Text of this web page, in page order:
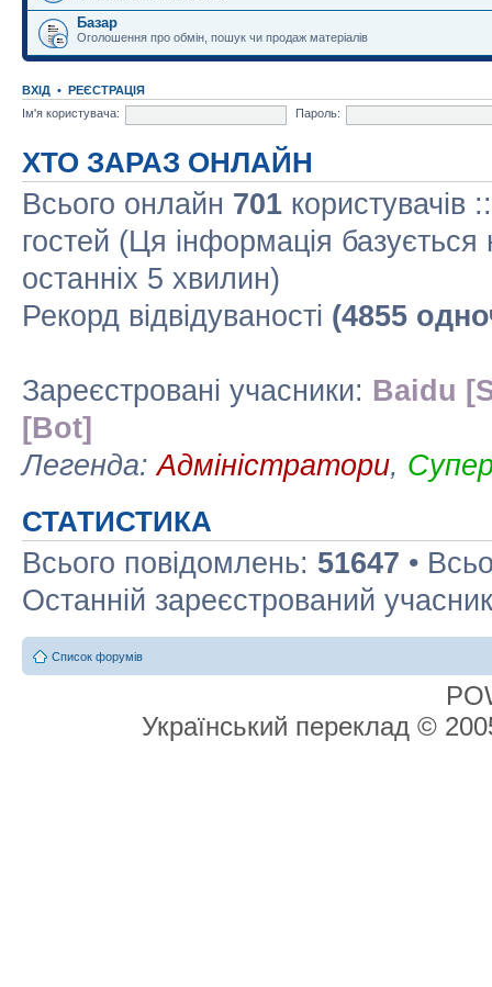
Базар
Оголошення про обмін, пошук чи продаж матеріалів
ВХІД • РЕЄСТРАЦІЯ
Ім'я користувача:
Пароль:
ХТО ЗАРАЗ ОНЛАЙН
Всього онлайн 701 користувачів
гостей (Ця інформація базується
останніх 5 хвилин)
Рекорд відвідуваності (4855
Зареєстровані учасники: Baidu
[Bot]
Легенда:Адміністратори,
СТАТИСТИКА
Всього повідомлень: 51647 •
Останній зареєстрований
Список форумів
Український переклад ©